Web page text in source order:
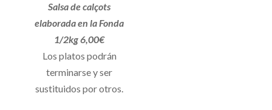
Salsa de calçots
elaborada en la Fonda
1/2kg 6,00€
Los platos podrán
terminarse y ser
sustituidos por otros.